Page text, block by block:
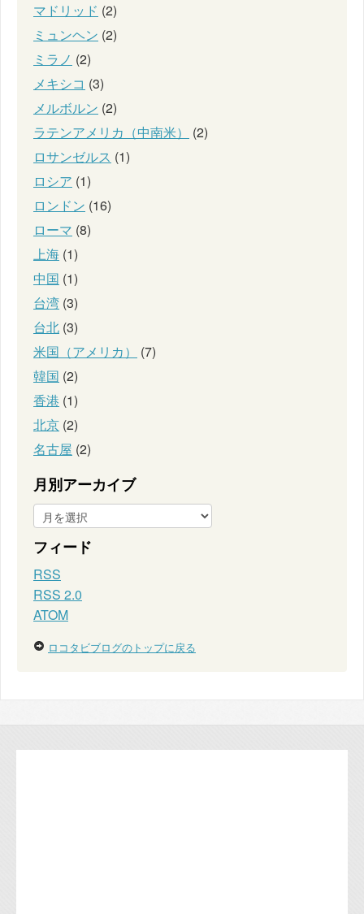
マドリッド (2)
ミュンヘン (2)
ミラノ (2)
メキシコ (3)
メルボルン (2)
ラテンアメリカ（中南米）
(2)
ロサンゼルス (1)
ロシア (1)
ロンドン (16)
ローマ (8)
上海 (1)
中国 (1)
台湾 (3)
台北 (3)
米国（アメリカ）
(7)
韓国 (2)
香港 (1)
北京 (2)
名古屋 (2)
月別アーカイブ
フィード
RSS
RSS 2.0
ATOM
ロコタビブログのトップに戻る